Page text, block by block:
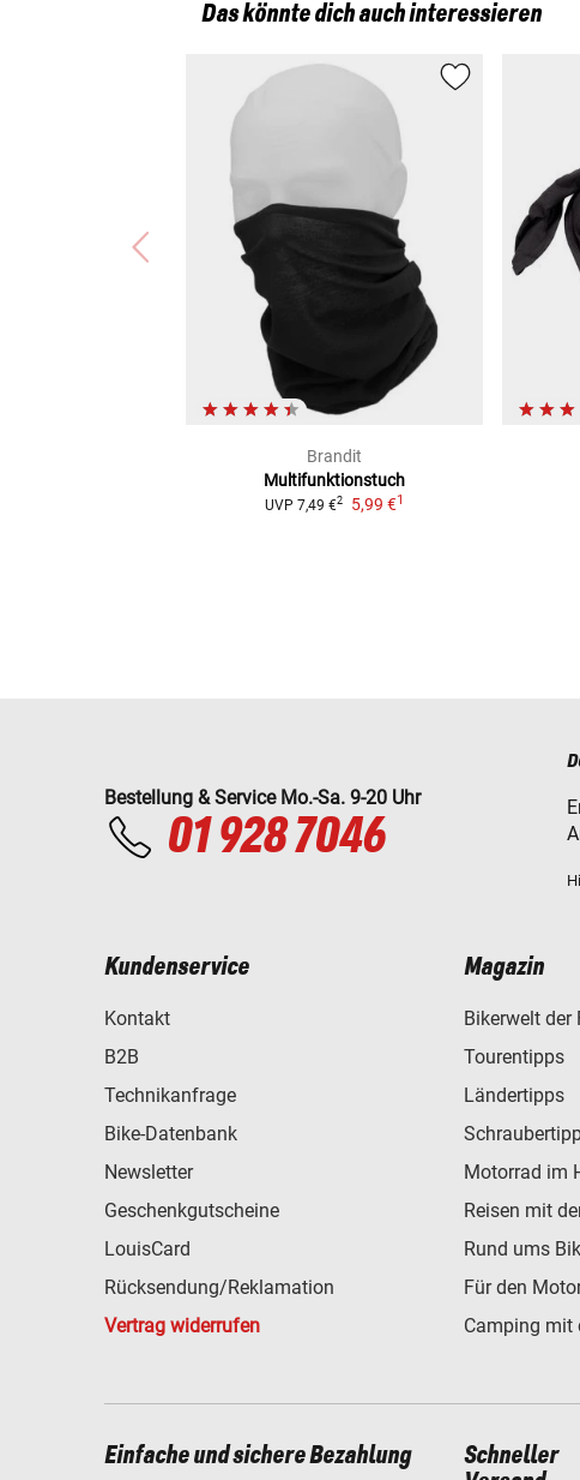
Das könnte dich auch interessieren
Brandit
Multifunktionstuch
UVP 7,49 €2 5,99 €1
Bestellung & Service Mo.-Sa. 9-20 Uhr
01 928 7046
Kundenservice
Kontakt
B2B
Technikanfrage
Bike-Datenbank
Newsletter
Geschenkgutscheine
LouisCard
Rücksendung/Reklamation
Vertrag widerrufen
Magazin
Bikerwelt der
Tourentipps
Ländertipps
Motorrad im
Reisen mit
Rund ums
Für den
Camping mit
Einfache und sichere Bezahlung
Schneller